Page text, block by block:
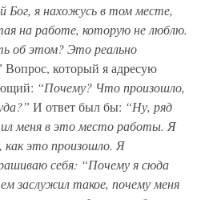
Бог, я нахожусь в том месте,
на работе, которую не люблю.
об этом? Это реально
Вопрос, который я адресую
“Почему? Что произошло,
И ответ был бы: “Ну, ряд
меня в это место работы. Я
как это произошло. Я
себя: “Почему я сюда
заслужил такое, почему меня